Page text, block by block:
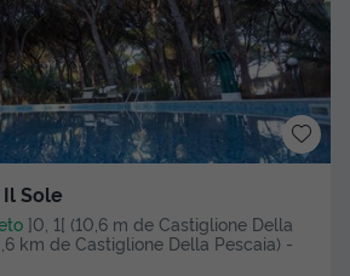
Sole
]0, 1[ (10,6 m de Castiglione Della
km de Castiglione Della Pescaia) -